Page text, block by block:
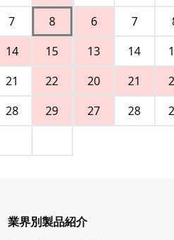
7
8
14
15
21
22
28
29
6
7
13
14
20
21
27
28
業界別製品紹介